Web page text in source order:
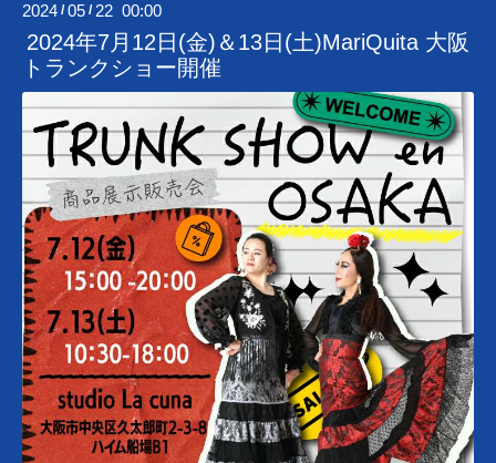
2024 /05 / 22 00:00
2024年7月12日(金)＆13日(土)MariQuita 大阪
トランクショー開催